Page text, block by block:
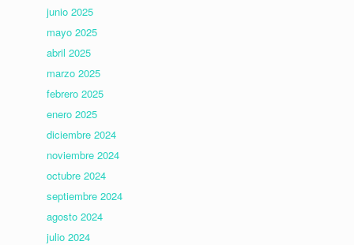
junio 2025
mayo 2025
abril 2025
marzo 2025
febrero 2025
enero 2025
diciembre 2024
noviembre 2024
octubre 2024
septiembre 2024
agosto 2024
julio 2024